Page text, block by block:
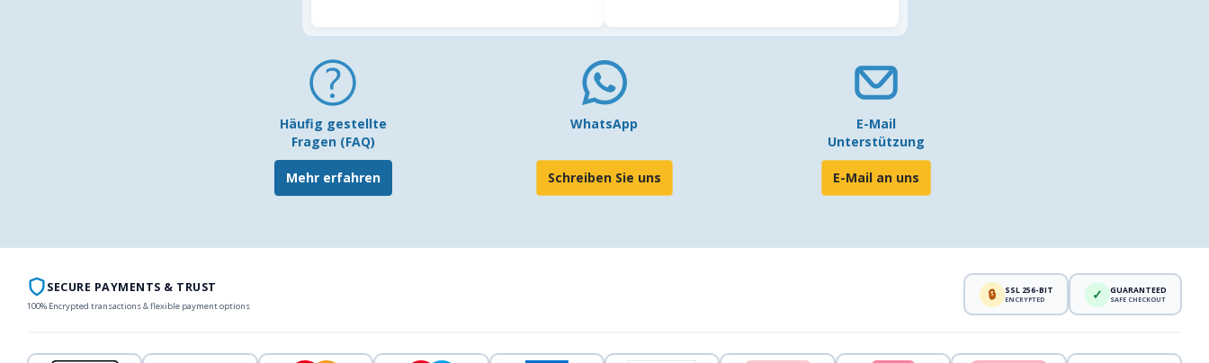
Häufig gestellte
Fragen (FAQ)
Mehr erfahren
WhatsApp
Schreiben Sie uns
E-Mail
Unterstützung
E-Mail an uns
SECURE PAYMENTS & TRUST
100% Encrypted transactions & flexible payment options
🔒 SSL 256-BIT
ENCRYPTED ✓ GUARANTEED
SAFE CHECKOUT